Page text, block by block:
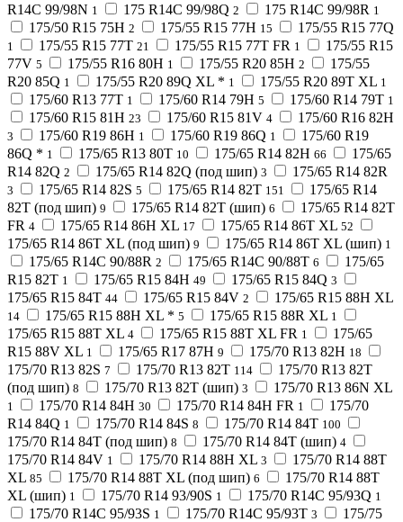
R14C 99/98N 1 175 R14C 99/98Q 2 175 R14C 99/98R 1
175/50 R15 75H 2 175/55 R15 77H 15 175/55 R15 77Q
1 175/55 R15 77T 21 175/55 R15 77T FR 1
175/55 R15
77V 5 175/55 R16 80H 1 175/55 R20 85H 2
175/55
R20 85Q 1 175/55 R20 89Q XL * 1 175/55 R20 89T XL 1
175/60 R13 77T 1 175/60 R14 79H 5 175/60 R14 79T 1
175/60 R15 81H 23 175/60 R15 81V 4 175/60 R16 82H
3 175/60 R19 86H 1 175/60 R19 86Q 1
175/60 R19
86Q * 1 175/65 R13 80T 10 175/65 R14 82H 66
175/65
R14 82Q 2 175/65 R14 82Q (под шип) 3 175/65 R14 82R
3 175/65 R14 82S 5 175/65 R14 82T 151
175/65 R14
82T (под шип) 9 175/65 R14 82T (шип) 6
175/65 R14 82T
FR 4 175/65 R14 86H XL 17 175/65 R14 86T XL 52
175/65 R14 86T XL (под шип) 9 175/65 R14 86T XL (шип) 1
175/65 R14C 90/88R 2 175/65 R14C 90/88T 6
175/65
R15 82T 1 175/65 R15 84H 49 175/65 R15 84Q 3
175/65 R15 84T 44 175/65 R15 84V 2 175/65 R15 88H XL
14 175/65 R15 88H XL * 5 175/65 R15 88R XL 1
175/65 R15 88T XL 4 175/65 R15 88T XL FR 1
175/65
R15 88V XL 1 175/65 R17 87H 9 175/70 R13 82H 18
175/70 R13 82S 7 175/70 R13 82T 114
175/70 R13 82T
(под шип) 8 175/70 R13 82T (шип) 3 175/70 R13 86N XL
1 175/70 R14 84H 30 175/70 R14 84H FR 1
175/70
R14 84Q 1 175/70 R14 84S 8 175/70 R14 84T 100
175/70 R14 84T (под шип) 8 175/70 R14 84T (шип) 4
175/70 R14 84V 1 175/70 R14 88H XL 3
175/70 R14 88T
XL 85 175/70 R14 88T XL (под шип) 6
175/70 R14 88T
XL (шип) 1 175/70 R14 93/90S 1 175/70 R14C 95/93Q 1
175/70 R14C 95/93S 1 175/70 R14C 95/93T 3
175/75